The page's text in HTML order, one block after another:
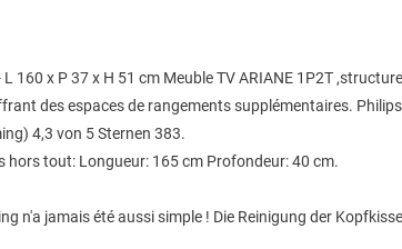
160 x P 37 x H 51 cm Meuble TV ARIANE 1P2T
des espaces de rangements supplémentaires.
4,3 von 5 Sternen 383.
hors tout: Longueur: 165 cm Profondeur: 40 cm.
n'a jamais été aussi simple ! Die Reinigung der